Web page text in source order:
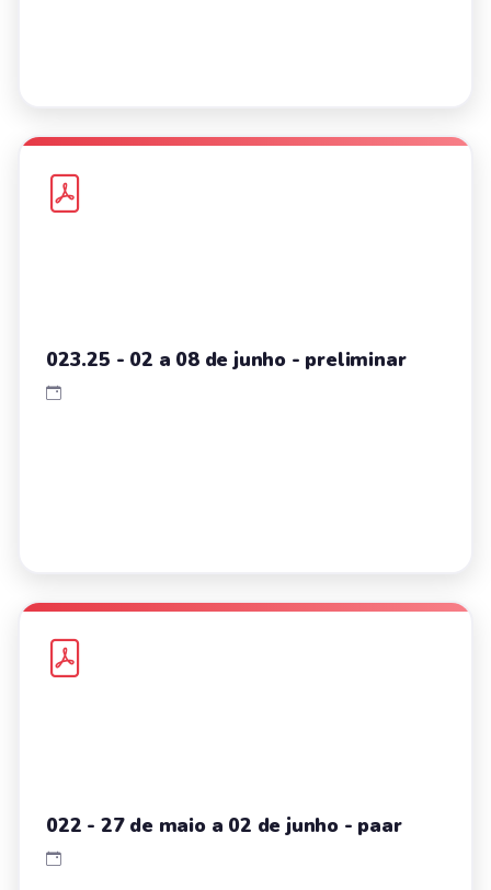
023.25 - 02 a 08 de junho - preliminar
022 - 27 de maio a 02 de junho - paar